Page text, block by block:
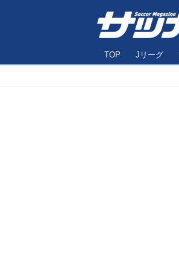
TOP Jリーグ